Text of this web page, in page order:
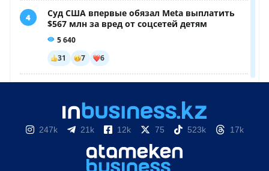
247k 21k 12k 75 523k 17k